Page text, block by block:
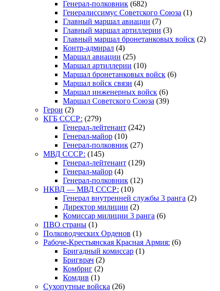
Генерал-полковник (682)
Генералиссимус Советского Союза (1)
Главный маршал авиации (7)
Главный маршал артиллерии (3)
Главный маршал бронетанковых войск (2)
Контр-адмирал (4)
Маршал авиации (25)
Маршал артиллерии (10)
Маршал бронетанковых войск (6)
Маршал войск связи (4)
Маршал инженерных войск (6)
Маршал Советского Союза (39)
Герои (2)
КГБ СССР: (279)
Генерал-лейтенант (242)
Генерал-майор (10)
Генерал-полковник (27)
МВД СССР: (145)
Генерал-лейтенант (129)
Генерал-майор (4)
Генерал-полковник (12)
НКВД — МВД СССР: (10)
Генерал внутренней службы 3 ранга (2)
Директор милиции (2)
Комиссар милиции 3 ранга (6)
ПВО страны (1)
Полководческих Орденов (1)
Рабоче-Крестьянская Красная Армия: (6)
Бригадный комиссар (1)
Бригврач (2)
Комбриг (2)
Комдив (1)
Сухопутные войска (26)